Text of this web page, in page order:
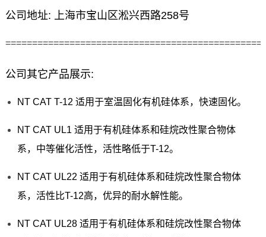
公司地址: 上海市宝山区淞兴西路258号
公司其它产品展示:
NT CAT T-12 适用于室温固化有机硅体系，快速固化。
NT CAT UL1 适用于有机硅体系和硅烷改性聚合物体
系，中等催化活性，活性略低于T-12。
NT CAT UL22 适用于有机硅体系和硅烷改性聚合物体
系，活性比T-12高，优异的耐水解性能。
NT CAT UL28 适用于有机硅体系和硅烷改性聚合物体